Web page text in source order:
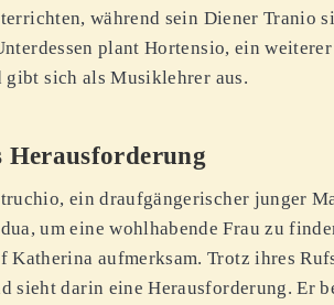
während sein Diener Tranio
plant Hortensio, ein
sich als Musiklehrer aus.
ein draufgängerischer junger
um eine wohlhabende Frau zu
Katherina aufmerksam. Trotz ihres
sieht darin eine Herausforderung. Er